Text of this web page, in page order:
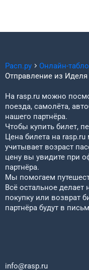
Расп.ру Онлайн-
Отправление из Иделя
На rasp.ru можно
поезда, самолёта,
нашего партнёра.
Чтобы купить билет,
Цена билета на
учитывает возраст
цену вы увидите при
партнёра.
Мы помогаем
Всё остальное
покупку или возврат
партнёра будут в
info@rasp.ru